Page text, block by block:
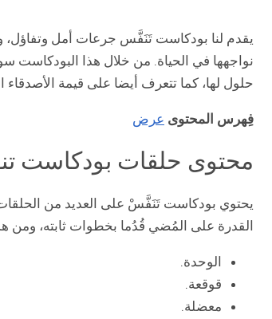
يقدم لنا بودكاست تَنَفَّس جرعات أمل وتفاؤل،
نواجهها في الحياة. من خلال هذا
حلول لها، كما تتعرف أيضا على قيمة الأصدقاء
فِهرس المحتوى عرض
محتوى حلقات بودكاست
يحتوي بودكاست تَنَفَّسْ على العديد من الحلقات
القدرة على المُضي قُدُما بخطوات ثابته، ومن
الوحدة.
قوقعة.
معضلة.